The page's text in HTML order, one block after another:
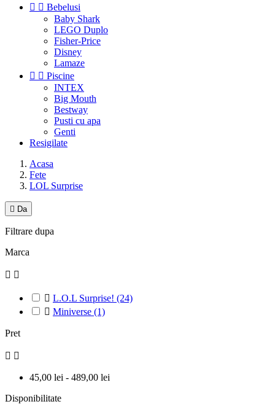
  Bebelusi
Baby Shark
LEGO Duplo
Fisher-Price
Disney
Lamaze
  Piscine
INTEX
Big Mouth
Bestway
Pusti cu apa
Genti
Resigilate
Acasa
Fete
LOL Surprise
 Da
Filtrare dupa
Marca
 
 L.O.L Surprise! (24)
 Miniverse (1)
Pret
 
45,00 lei - 489,00 lei
Disponibilitate